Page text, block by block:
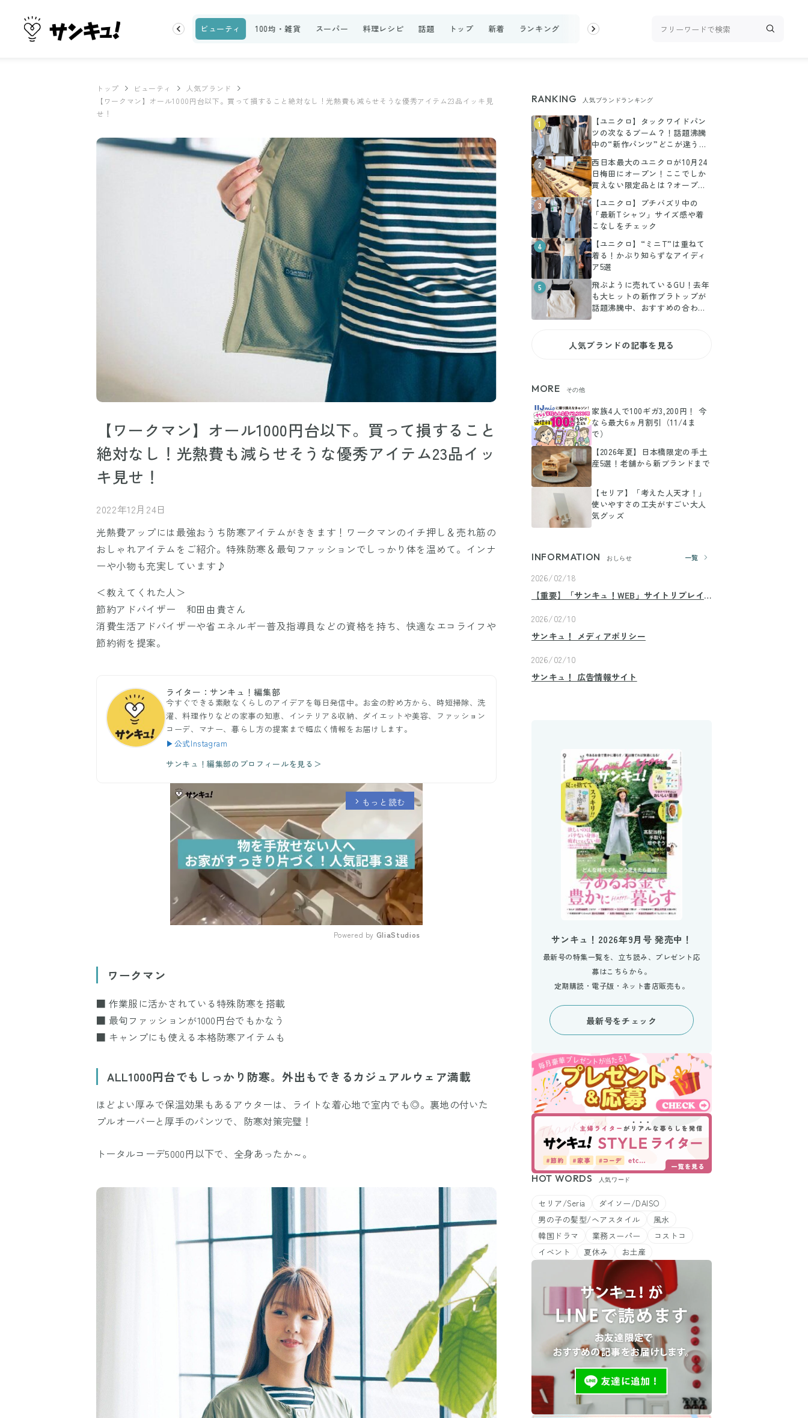
ランキング お金 家事テク 収納・片付け ビューティ 100均・雑貨 スーパー 料理レシピ 話題 トップ 新着 ランキング お金 収納・片付け ビューティ 100均・
トップ ビューティ
人気ブランド
【ワークマン】オール1000円台以下。買って損すること絶対なし！光熱費も減らせそうな優秀アイテム23品イッキ見
せ！
【ワークマン】オール1000円台以下。買って損すること
絶対なし！光熱費も減らせそうな優秀アイテム23品イッ
キ見せ！
2022年12月24日
光熱費アップには最強おうち防寒アイテムがききます！ワークマンのイチ押し＆売れ筋の
おしゃれアイテムをご紹介。特殊防寒＆最旬ファッションでしっかり体を温めて。インナ
ーや小物も充実しています♪
＜教えてくれた人＞
節約アドバイザー 和田由貴さん
消費生活アドバイザーや省エネルギー普及指導員などの資格を持ち、快適なエコライフや
節約術を提案。
ライター：サンキュ！編集部
今すぐできる素敵なくらしのアイデアを毎日発信中。お金の貯め方から、時短掃除、洗
濯、料理作りなどの家事の知恵、インテリア＆収納、ダイエットや美容、ファッション
コーデ、マナー、暮らし方の提案まで幅広く情報をお届けします。
▶公式Instagram
サンキュ！編集部のプロフィールを見る＞
arrow_forward_ios もっと読む
Powered by GliaStudios
ワークマン
■ 作業服に活かされている特殊防寒を搭載
■ 最旬ファッションが1000円台でもかなう
■ キャンプにも使える本格防寒アイテムも
ALL1000円台でもしっかり防寒。外出もできるカジュアルウェア満載
ほどよい厚みで保温効果もあるアウターは、ライトな着心地で室内でも◎。裏地の付いた
プルオーバーと厚手のパンツで、防寒対策完璧！
トータルコーデ5000円以下で、全身あったか～。
RANKING 人気ブランドランキング
1
【ユニクロ】タックワイドパン
ツの次なるブーム？！話題沸騰
中の“新作パンツ”どこが違う
2
西日本最大のユニクロが10月24
日梅田にオープン！ここでしか
買えない限定品とは？オープン
3
【ユニクロ】プチバズリ中の
「最新Tシャツ」サイズ感や着
こなしをチェック
4
【ユニクロ】“ミニT”は重ねて
着る！かぶり知らずなアイディ
ア5選
5
飛ぶように売れているGU！去年
も大ヒットの新作ブラトップが
話題沸騰中、おすすめの合わせ
人気ブランドの記事を見る
MORE その他
家族4人で100ギガ3,200円！ 今
なら最大6ヵ月割引（11/4ま
で）
【2026年夏】日本橋限定の手土
産5選！老舗から新ブランドまで
【セリア】「考えた人天才！」
使いやすさの工夫がすごい大人
気グッズ
INFORMATION おしらせ 一覧
2026/02/18
【重要】「サンキュ！WEB」サイトリプレイ
2026/02/10
サンキュ！ メディアポリシー
2026/02/10
サンキュ！ 広告情報サイト
サンキュ！2026年9月号 発売中！
最新号の特集一覧を、立ち読み、プレゼント応
募はこちらから。
定期購読・電子版・ネット書店販売も。
最新号をチェック
HOT WORDS 人気ワード
セリア/Seria
ダイソー/DAISO
男の子の髪型/ヘアスタイル
風水
韓国ドラマ
業務スーパー
コストコ
イベント
夏休み お土産